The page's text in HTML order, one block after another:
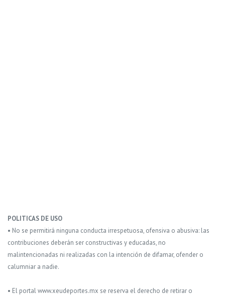
POLITICAS DE USO
• No se permitirá ninguna conducta irrespetuosa, ofensiva o abusiva: las
contribuciones deberán ser constructivas y educadas, no
malintencionadas ni realizadas con la intención de difamar, ofender o
calumniar a nadie.
• El portal www.xeudeportes.mx se reserva el derecho de retirar o